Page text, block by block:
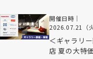
開催日時｜
2026.07.21（火
＜ギャラリ
店 夏の大特